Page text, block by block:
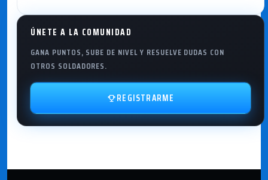
ÚNETE A LA COMUNIDAD
GANA PUNTOS, SUBE DE NIVEL Y RESUELVE DUDAS CON
OTROS SOLDADORES.
REGISTRARME